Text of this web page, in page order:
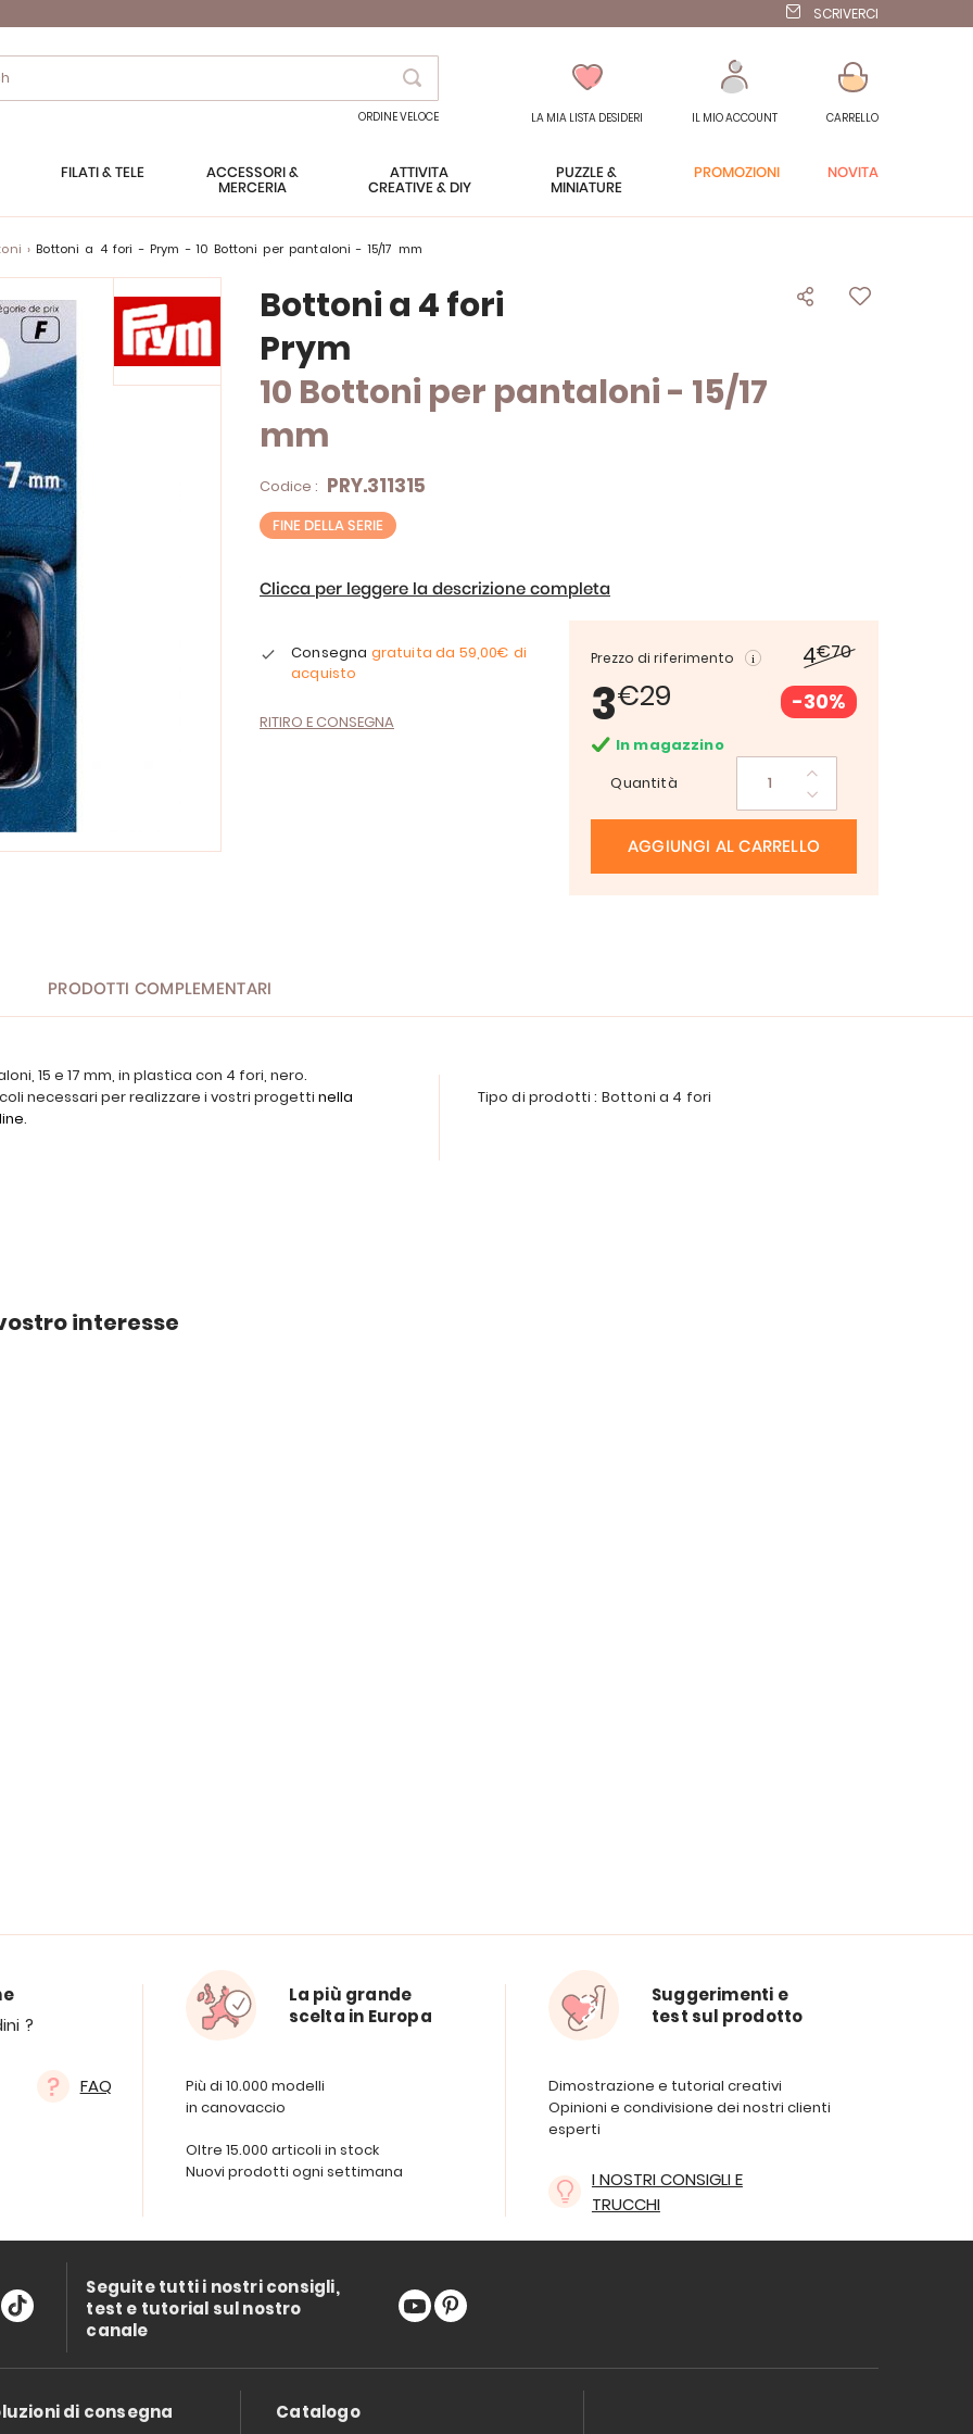
SCRIVERCI
Search
ORDINE VELOCE LA MIA LISTA DESIDERI IL MIO ACCOUNT CARRELLO
FILATI & TELE
ACCESSORI &
MERCERIA
ATTIVITÀ
CREATIVE & DIY
PUZZLE &
MINIATURE
PROMOZIONI NOVITÀ
Bottoni a 4 fori - Prym - 10 Bottoni per pantaloni - 15/17 mm
Bottoni a 4 fori
Prym
10 Bottoni per pantaloni - 15/17
mm
Codice : PRY.311315
FINE DELLA SERIE
Clicca per leggere la descrizione completa
Prezzo di riferimento 4€70
3€29 -30%
In magazzino
Quantità
AGGIUNGI AL CARRELLO
Consegna gratuita da 59,00€ di
acquisto
RITIRO E CONSEGNA
PRODOTTI COMPLEMENTARI
15 e 17 mm, in plastica con 4 fori, nero.
necessari per realizzare i vostri progetti nella
.
Tipo di prodotti : Bottoni a 4 fori
interesse
?
FAQ
La più grande
scelta in Europa
Più di 10.000 modelli
in canovaccio
Oltre 15.000 articoli in stock
Nuovi prodotti ogni settimana
Suggerimenti e
test sul prodotto
Dimostrazione e tutorial creativi
Opinioni e condivisione dei nostri clienti
esperti
I NOSTRI CONSIGLI E
TRUCCHI
Seguite tutti i nostri consigli,
test e tutorial sul nostro
canale
di consegna Catalogo